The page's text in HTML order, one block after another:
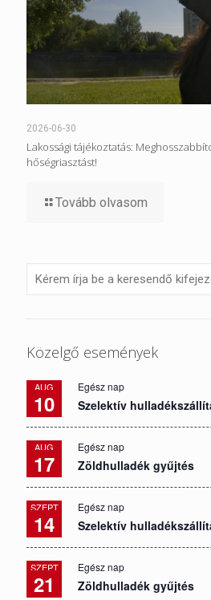
2026-06-30
Lakossági tájékoztatás:
hőségriasztást!
Tovább olvasom
Közelgő események
AUG
10
Egész nap
Szelektív
AUG
17
Egész nap
Zöldhulladék gyűjtés
SZEPT
14
Egész nap
Szelektív
SZEPT
21
Egész nap
Zöldhulladék gyűjtés